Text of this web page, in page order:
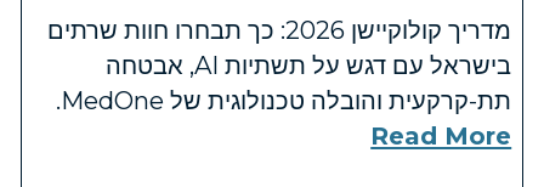
מדריך קולוקיישן 2026: כך תבחרו חוות שרתים
בישראל עם דגש על תשתיות AI, אבטחה
תת-קרקעית והובלה טכנולוגית של MedOne.
Read More